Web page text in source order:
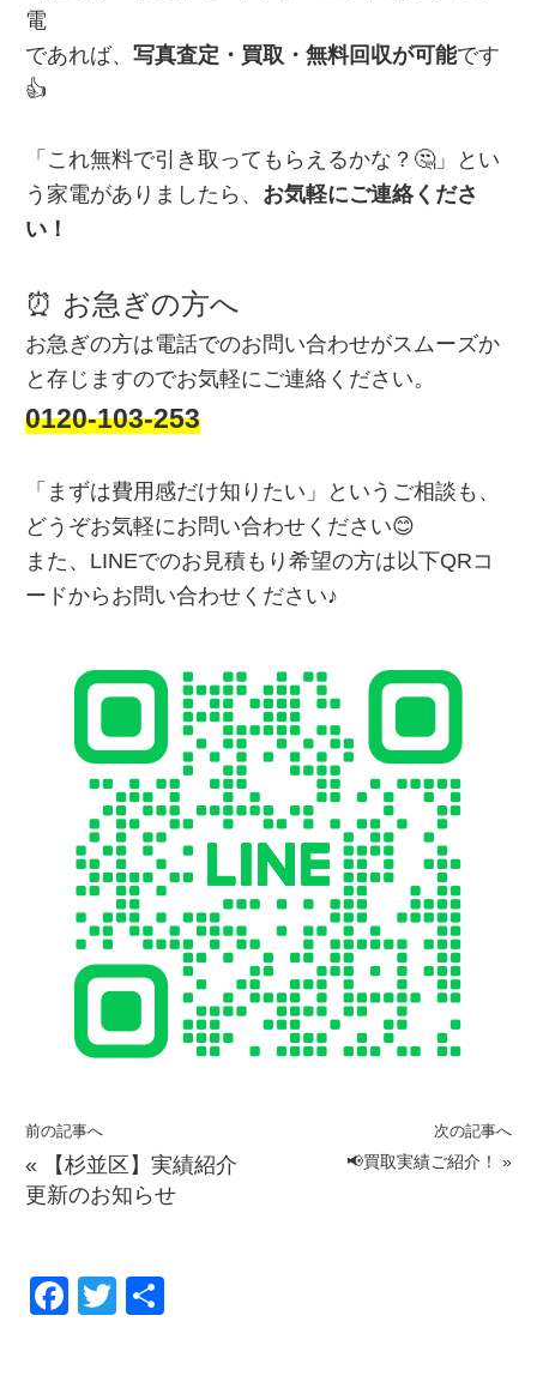
電
であれば、 写真査定・買取・無料回収が可能です
👍
「これ無料で引き取ってもらえるかな？🤔」とい
う家電がありましたら、 お気軽にご連絡くださ
い！
⏰ お急ぎの方へ
お急ぎの方は電話でのお問い合わせがスムーズか
と存じますのでお気軽にご連絡ください。
0120-103-253
「まずは費用感だけ知りたい」というご相談も、
どうぞお気軽にお問い合わせください😊
また、LINEでのお見積もり希望の方は以下QRコ
ードからお問い合わせください♪
前の記事へ
«
【杉並区】実績紹介
更新のお知らせ
次の記事へ
📢買取実績ご紹介！ »
F
T